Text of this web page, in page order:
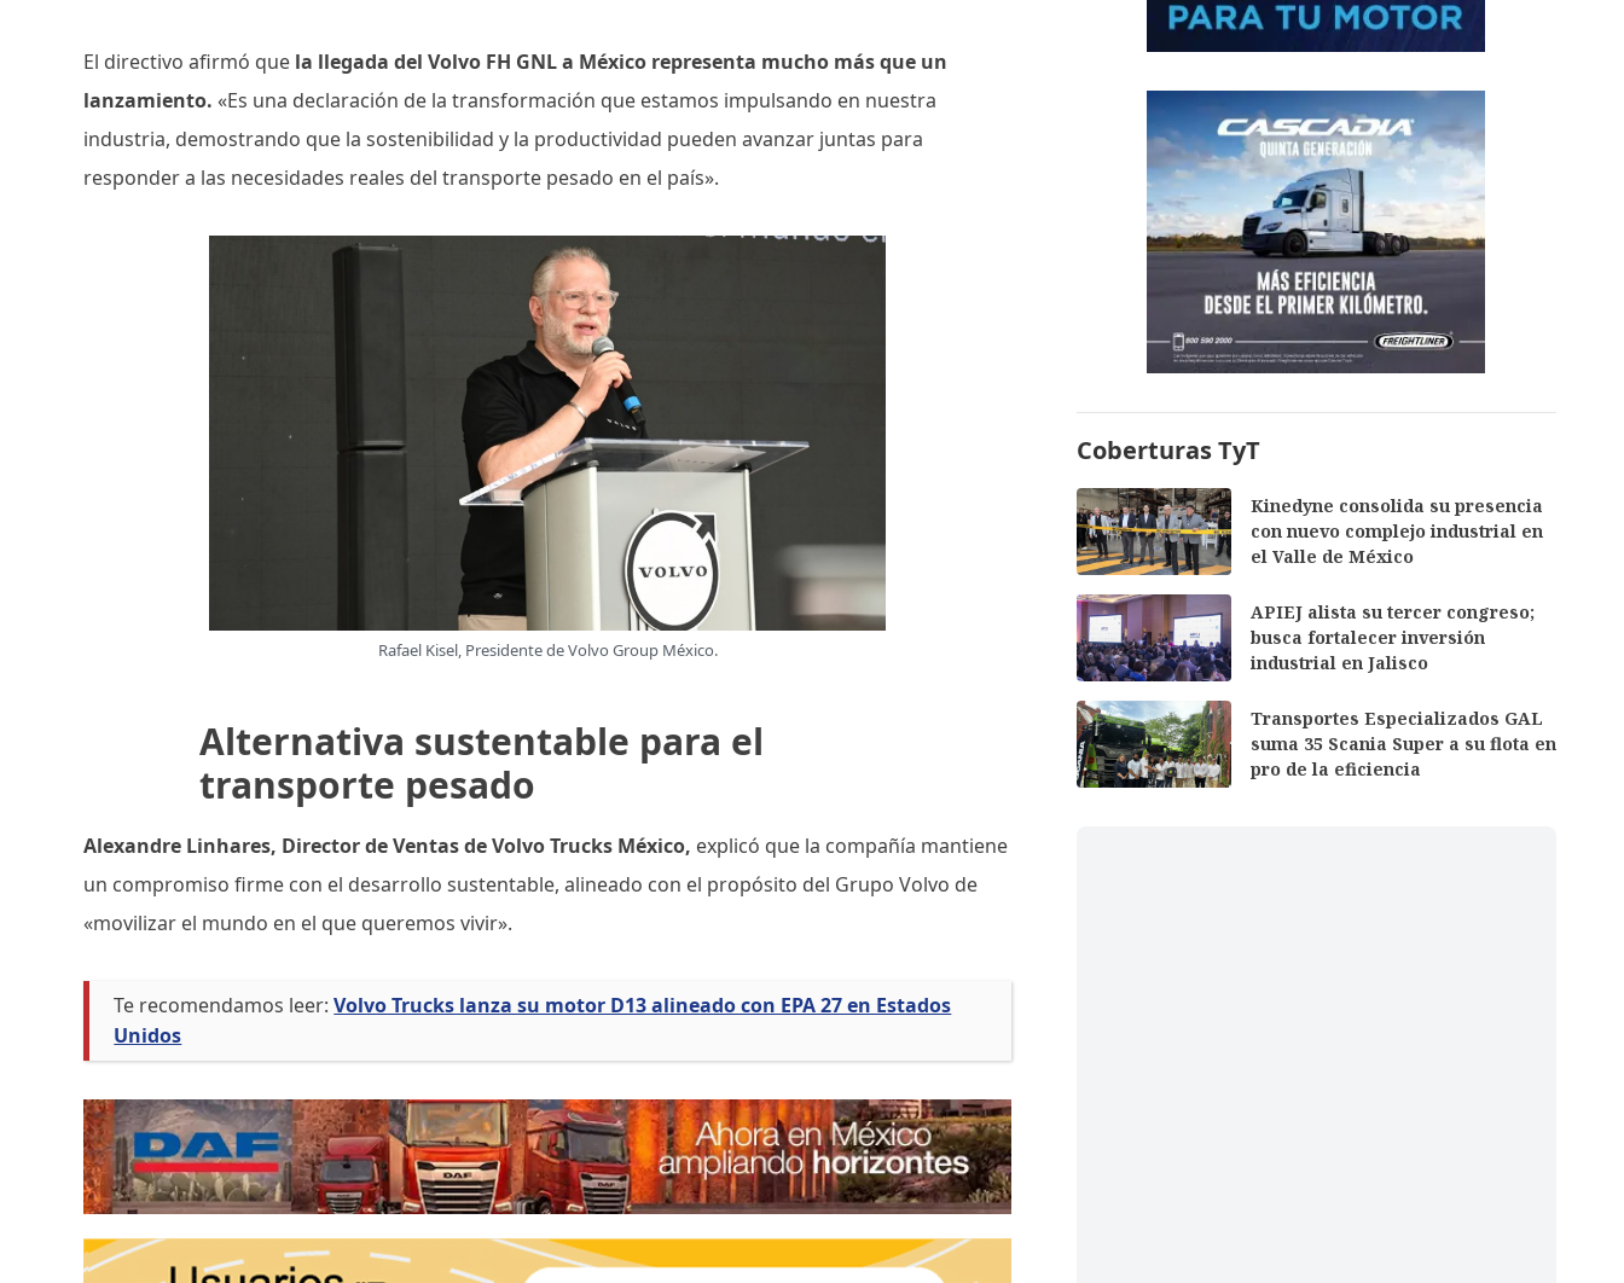
El directivo afirmó que la llegada del Volvo FH GNL a México representa mucho más que un
lanzamiento.«Es una declaración de la transformación que estamos impulsando en nuestra
industria, demostrando que la sostenibilidad y la productividad pueden avanzar juntas para
responder a las necesidades reales del transporte pesado en el país».
Rafael Kisel, Presidente de Volvo Group México.
Alternativa sustentable para el
transporte pesado
Alexandre Linhares, Director de Ventas de Volvo Trucks México, explicó que la compañía mantiene
un compromiso firme con el desarrollo sustentable, alineado con el propósito del Grupo Volvo de
«movilizar el mundo en el que queremos vivir».
Te recomendamos leer: Volvo Trucks lanza su motor D13 alineado con EPA 27 en Estados
Unidos
Coberturas TyT
Kinedyne consolida su presencia
con nuevo complejo industrial en
el Valle de México
APIEJ alista su tercer congreso;
busca fortalecer inversión
industrial en Jalisco
Transportes Especializados GAL
suma 35 Scania Super a su flota en
pro de la eficiencia